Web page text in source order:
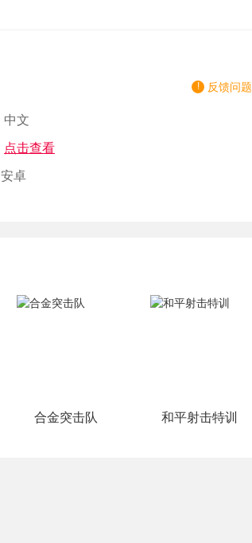
反馈问题
中文
点击查看
安卓
合金突击队 和平射击特训